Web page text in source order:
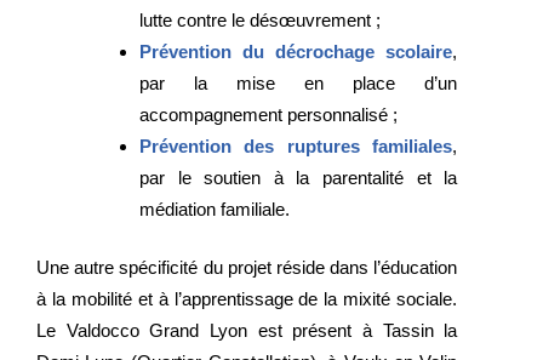
lutte contre le désœuvrement ;
Prévention du décrochage scolaire,
par la mise en place d’un
accompagnement personnalisé ;
Prévention des ruptures familiales,
par le soutien à la parentalité et la
médiation familiale.
Une autre spécificité du projet réside dans l’éducation
à la mobilité et à l’apprentissage de la mixité sociale.
Le Valdocco Grand Lyon est présent à Tassin la